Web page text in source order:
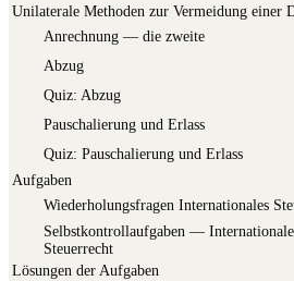
Unilaterale Methoden zur Vermeidung einer
Anrech­nung — die zweite
Abzug
Quiz: Abzug
Pau­scha­lie­rung und Erlass
Quiz: Pau­scha­lie­rung und Erlass
Aufgaben
Wie­der­ho­lungs­fra­gen Inter­na­tio­na­les
Selbst­kon­troll­auf­ga­ben —
Steuerrecht
Lösungen der Aufgaben